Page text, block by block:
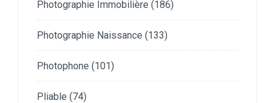
Photographie Immobilière (186)
Photographie Naissance (133)
Photophone (101)
Pliable (74)